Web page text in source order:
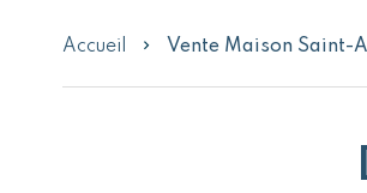
Accueil Vente Maison Saint-